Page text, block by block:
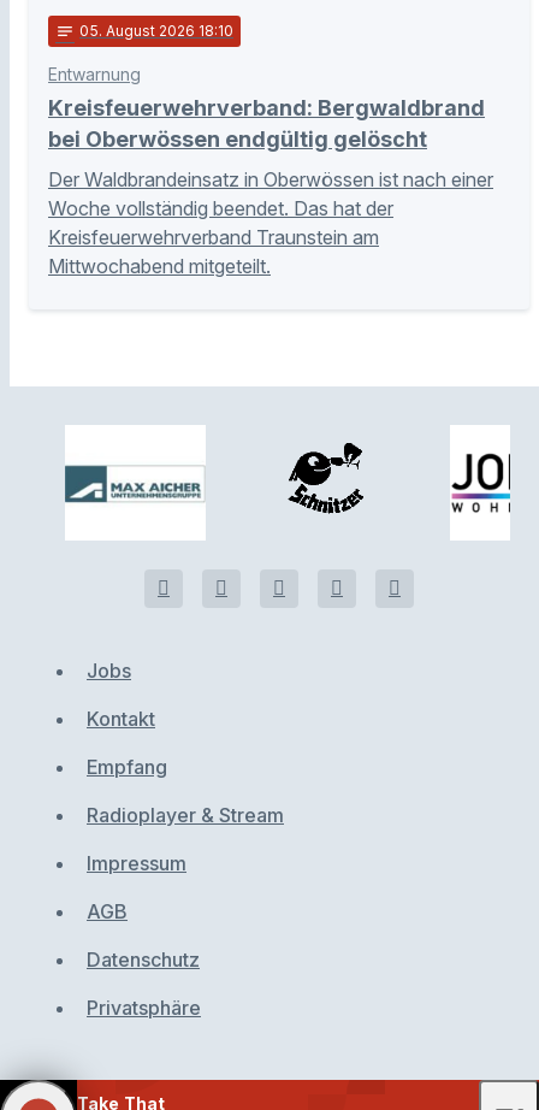
notes 05. August 2026 18:10
Entwarnung
Kreisfeuerwehrverband: Bergwaldbrand
bei Oberwössen endgültig gelöscht
Der Waldbrandeinsatz in Oberwössen ist nach einer
Woche vollständig beendet. Das hat der
Kreisfeuerwehrverband Traunstein am
Mittwochabend mitgeteilt.
Jobs
Kontakt
Empfang
Radioplayer & Stream
Impressum
AGB
Datenschutz
Privatsphäre
Take That